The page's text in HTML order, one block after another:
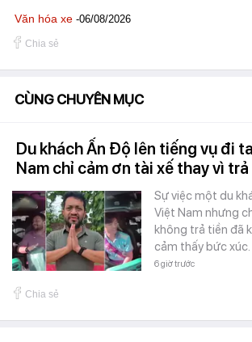
Văn hóa xe -06/08/2026
Chia sẻ
CÙNG CHUYÊN MỤC
Du khách Ấn Độ lên tiếng vụ đi
Nam chỉ cảm ơn tài xế thay vì
Sự việc một du
Việt Nam nhưng
không trả tiền đã
cảm thấy bức xúc.
6 giờ trước
Chia sẻ